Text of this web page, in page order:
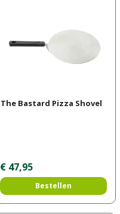
The Bastard Pizza Shovel
€ 47,95
Bestellen